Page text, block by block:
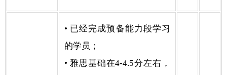
• 已经完成预备能力段学习
的学员；
• 雅思基础在4-4.5分左右，